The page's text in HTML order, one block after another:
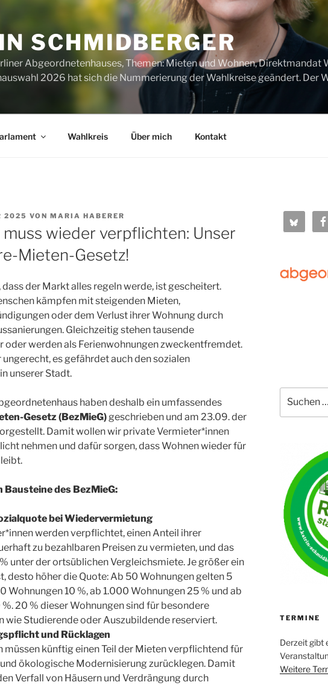
SCHMIDBERGER
Abgeordnetenhauses, Themen: Mieten und Wohnen, Direktmandat
2026 hat sich die Nummerierung der Wahlkreise geändert. Der
Wahlkreis Über mich Kontakt
2025 VON MARIA HABERER
wieder verpflichten: Unser
Mieten-Gesetz!
dass der Markt alles regeln werde, ist gescheitert.
kämpfen mit steigenden Mieten,
oder dem Verlust ihrer Wohnung durch
Gleichzeitig stehen tausende
oder werden als Ferienwohnungen zweckentfremdet.
ungerecht, es gefährdet auch den sozialen
unserer Stadt.
haben deshalb ein umfassendes
Gesetz (BezMieG)geschrieben und am 23.09. der
Damit wollen wir private Vermieter*innen
nehmen und dafür sorgen, dass Wohnen wieder für
Bausteine des BezMieG:
bei Wiedervermietung
werden verpflichtet, einen Anteil ihrer
zu bezahlbaren Preisen zu vermieten, und das
unter der ortsüblichen Vergleichsmiete. Je größer ein
desto höher die Quote: Ab 50 Wohnungen gelten 5
Wohnungen 10 %, ab 1.000 Wohnungen 25 % und ab
20 % dieser Wohnungen sind für besondere
wie Studierende oder Auszubildende reserviert.
und Rücklagen
müssen künftig einen Teil der Mieten verpflichtend für
ökologische Modernisierung zurücklegen. Damit
Verfall von Häusern und Verdrängung durch
nach:
TERMINE
Derzeit gibt
Weitere